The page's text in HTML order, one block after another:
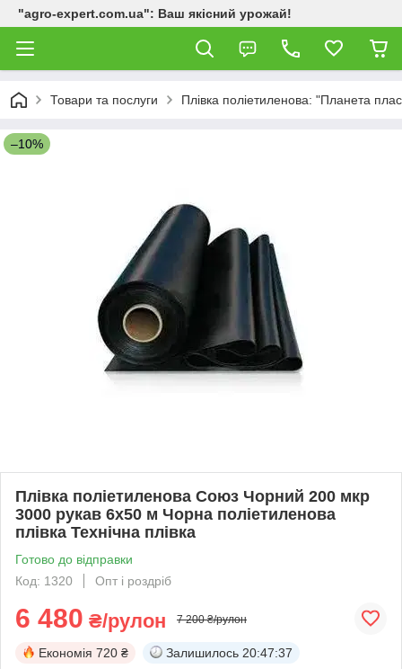
"agro-expert.com.ua": Ваш якісний урожай!
Товари та послуги Плівка поліетиленова: "Планета
–10%
Плівка поліетиленова Союз Чорний 200 мкр
3000 рукав 6х50 м Чорна поліетиленова
плівка Технічна плівка
Готово до відправки
Код: 1320
Опт і роздріб
6 480 ₴/рулон 7 200 ₴/рулон
Економія 720 ₴ Залишилось 20:47:37